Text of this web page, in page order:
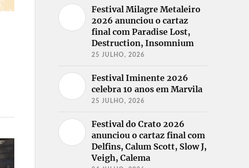
Festival Milagre Metaleiro
2026 anunciou o cartaz
final com Paradise Lost,
Destruction, Insomnium
25 JULHO, 2026
Festival Iminente 2026
celebra 10 anos em Marvila
25 JULHO, 2026
Festival do Crato 2026
anunciou o cartaz final com
Delfins, Calum Scott, Slow J,
Veigh, Calema